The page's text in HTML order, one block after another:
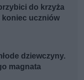
do krzyża
koniec uczniów
dziewczyny.
magnata